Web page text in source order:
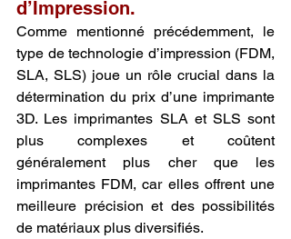
d’Impression.
Comme mentionné précédemment, le
type de technologie d’impression (FDM,
SLA, SLS) joue un rôle crucial dans la
détermination du prix d’une imprimante
3D. Les imprimantes SLA et SLS sont
plus complexes et coûtent
généralement plus cher que les
imprimantes FDM, car elles offrent une
meilleure précision et des possibilités
de matériaux plus diversifiés.